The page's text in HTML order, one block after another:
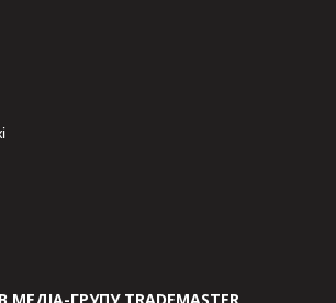
МЕДІА-ГРУПУ TRADEMASTER